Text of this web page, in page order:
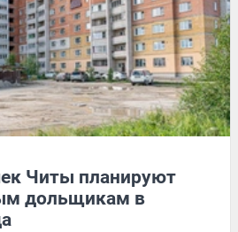
Читы планируют
дольщикам в